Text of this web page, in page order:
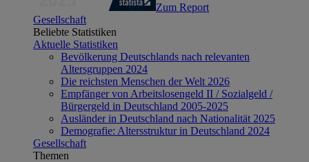
Zum Report
Gesellschaft
Beliebte Statistiken
Aktuelle Statistiken
Bevölkerung Deutschlands nach relevanten
Altersgruppen 2024
Die reichsten Menschen der Welt 2026
Empfänger von Arbeitslosengeld II / Sozialgeld /
Bürgergeld in Deutschland 2005-2025
Ausländer in Deutschland nach Nationalität 2025
Demografie: Altersstruktur in Deutschland 2024
Gesellschaft
Themen